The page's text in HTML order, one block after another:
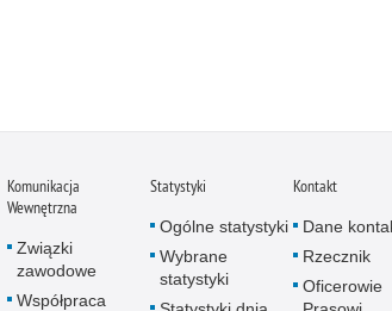
Komunikacja
Wewnętrzna
Związki
zawodowe
Współpraca
Statystyki
Ogólne statystyki
Wybrane
statystyki
Kontakt
Dane
Rzecznik
Oficerowie